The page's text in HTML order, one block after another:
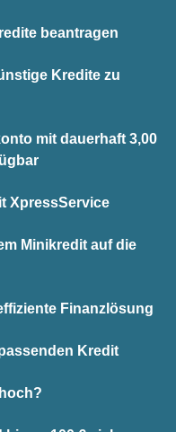
beantragen
Kredite zu
mit dauerhaft 3,00
XpressService
Minikredit auf die
Finanzlösung
Kredit